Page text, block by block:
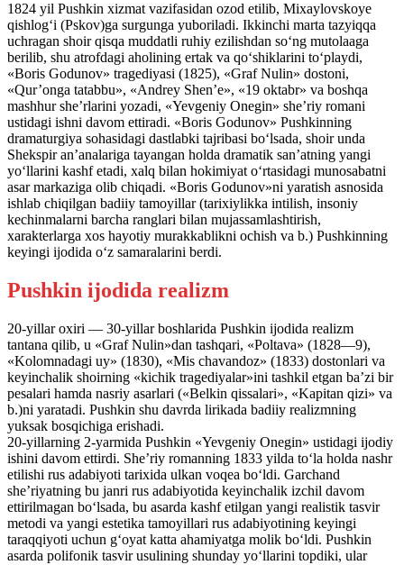
1824 yil Pushkin xizmat vazifasidan ozod etilib, Mixaylovskoye
qishlog‘i (Pskov)ga surgunga yuboriladi. Ikkinchi marta tazyiqqa
uchragan shoir qisqa muddatli ruhiy ezilishdan so‘ng mutolaaga
berilib, shu atrofdagi aholining ertak va qo‘shiklarini to‘playdi,
«Boris Godunov» tragediyasi (1825), «Graf Nulin» dostoni,
«Qur’onga tatabbu», «Andrey Shen’e», «19 oktabr» va boshqa
mashhur she’rlarini yozadi, «Yevgeniy Onegin» she’riy romani
ustidagi ishni davom ettiradi. «Boris Godunov» Pushkinning
dramaturgiya sohasidagi dastlabki tajribasi bo‘lsada, shoir unda
Shekspir an’analariga tayangan holda dramatik san’atning yangi
yo‘llarini kashf etadi, xalq bilan hokimiyat o‘rtasidagi munosabatni
asar markaziga olib chiqadi. «Boris Godunov»ni yaratish asnosida
ishlab chiqilgan badiiy tamoyillar (tarixiylikka intilish, insoniy
kechinmalarni barcha ranglari bilan mujassamlashtirish,
xarakterlarga xos hayotiy murakkablikni ochish va b.) Pushkinning
keyingi ijodida o‘z samaralarini berdi.
Pushkin ijodida realizm
20-yillar oxiri — 30-yillar boshlarida Pushkin ijodida realizm
tantana qilib, u «Graf Nulin»dan tashqari, «Poltava» (1828—9),
«Kolomnadagi uy» (1830), «Mis chavandoz» (1833) dostonlari va
keyinchalik shoirning «kichik tragediyalar»ini tashkil etgan ba’zi bir
pesalari hamda nasriy asarlari («Belkin qissalari», «Kapitan qizi» va
b.)ni yaratadi. Pushkin shu davrda lirikada badiiy realizmning
yuksak bosqichiga erishadi.
20-yillarning 2-yarmida Pushkin «Yevgeniy Onegin» ustidagi ijodiy
ishini davom ettirdi. She’riy romanning 1833 yilda to‘la holda nashr
etilishi rus adabiyoti tarixida ulkan voqea bo‘ldi. Garchand
she’riyatning bu janri rus adabiyotida keyinchalik izchil davom
ettirilmagan bo‘lsada, bu asarda kashf etilgan yangi realistik tasvir
metodi va yangi estetika tamoyillari rus adabiyotining keyingi
taraqqiyoti uchun g‘oyat katta ahamiyatga molik bo‘ldi. Pushkin
asarda polifonik tasvir usulining shunday yo‘llarini topdiki, ular